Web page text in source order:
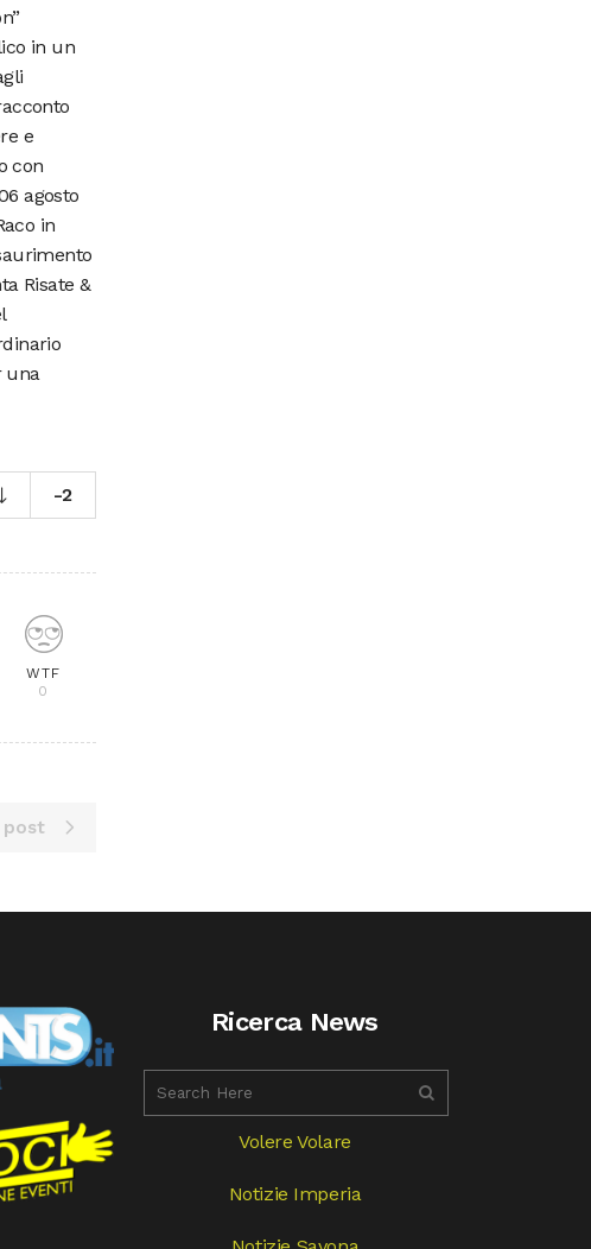
in un
e
con
agosto
in
Risate &
una
-2
WTF
0
post
Ricerca News
Volere Volare
Notizie Imperia